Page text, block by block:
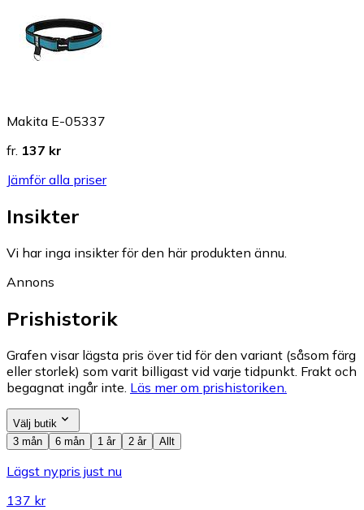
Makita E-05337
fr. 137 kr
Jämför alla priser
Insikter
Vi har inga insikter för den här produkten ännu.
Annons
Prishistorik
Grafen visar lägsta pris över tid för den variant (såsom färg
eller storlek) som varit billigast vid varje tidpunkt. Frakt och
begagnat ingår inte. Läs mer om prishistoriken.
Välj butik
3 mån
6 mån 1 år 2 år Allt
Lägst nypris just nu
137 kr